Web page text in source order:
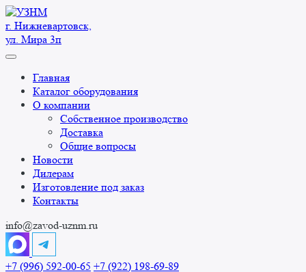
Перейти
к
содержанию
г. Нижневартовск,
ул. Мира 3п
Главная
Каталог оборудования
О компании
Собственное производство
Доставка
Общие вопросы
Новости
Дилерам
Изготовление под заказ
Контакты
info@zavod-uznm.ru
+7 (996) 592-00-65 +7 (922) 198-69-89